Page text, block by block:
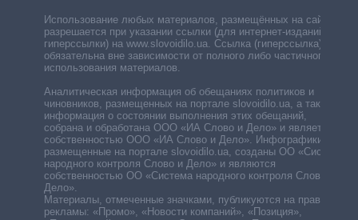
Использование любых материалов, размещённых на сайте,
разрешается при указании ссылки (для интернет-изданий —
гиперссылки) на www.slovoidilo.ua. Ссылка (гиперссылка)
обязательна вне зависимости от полного либо частичного
использования материалов.
Аналитическая информация об обещаниях политиков и
чиновников, размещенных на портале slovoidilo.ua, а также
информация о состоянии выполнения этих обещаний,
собрана и обработана ООО «ИА Слово и Дело» и является
собственностью ООО «ИА Слово и Дело». Инфографики,
размещенные на портале slovoidilo.ua, созданы ОО «Система
народного контроля Слово и Дело» и являются
собственностью ОО «Система народного контроля Слово и
Дело».
Материалы, отмеченные значками, публикуются на правах
рекламы: «Промо», «Новости компаний», «Позиция»,